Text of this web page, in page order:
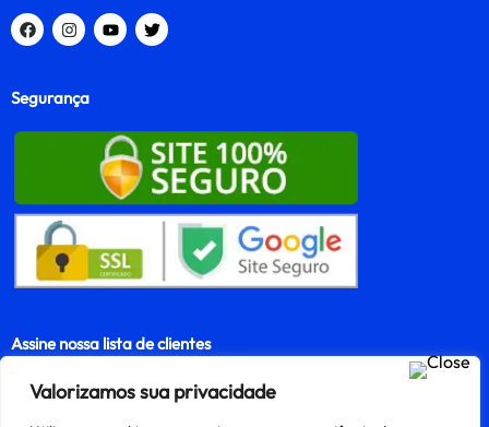
Valorizamos sua privacidade
Segurança
Assine nossa lista de clientes